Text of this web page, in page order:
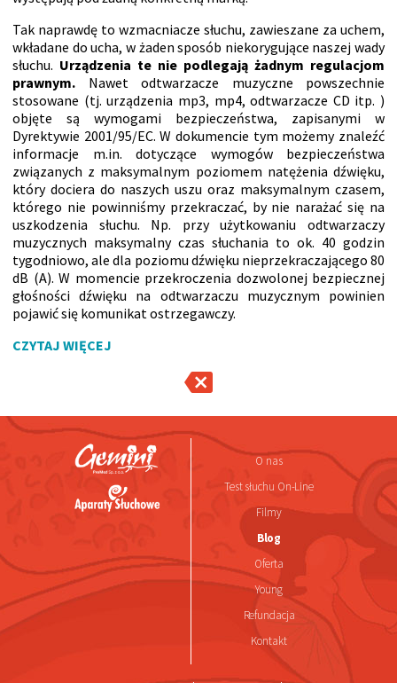
Tak naprawdę to wzmacniacze słuchu, zawieszane za uchem,
wkładane do ucha, w żaden sposób niekorygujące naszej wady
słuchu. Urządzenia te nie podlegają żadnym regulacjom
prawnym. Nawet odtwarzacze muzyczne powszechnie
stosowane (tj. urządzenia mp3, mp4, odtwarzacze CD itp. )
objęte są wymogami bezpieczeństwa, zapisanymi w
Dyrektywie 2001/95/EC. W dokumencie tym możemy znaleźć
informacje m.in. dotyczące wymogów bezpieczeństwa
związanych z maksymalnym poziomem natężenia dźwięku,
który dociera do naszych uszu oraz maksymalnym czasem,
którego nie powinniśmy przekraczać, by nie narażać się na
uszkodzenia słuchu. Np. przy użytkowaniu odtwarzaczy
muzycznych maksymalny czas słuchania to ok. 40 godzin
tygodniowo, ale dla poziomu dźwięku nieprzekraczającego 80
dB (A). W momencie przekroczenia dozwolonej bezpiecznej
głośności dźwięku na odtwarzaczu muzycznym powinien
pojawić się komunikat ostrzegawczy.
CZYTAJ WIĘCEJ
O nas
Test słuchu On-Line
Filmy
Blog
Oferta
Young
Refundacja
Kontakt